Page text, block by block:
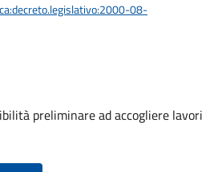
08-
preliminare ad accogliere lavori